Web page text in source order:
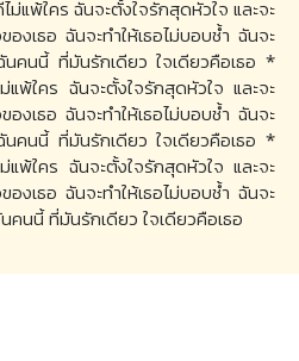
ม่แพ้ใคร ฉันจะตั้งใจรักสุดหัวใจ และจะ
องเธอ ฉันจะทำให้เธอไม่บอบช้ำ ฉันจะ
นคนนี้ ที่มันรักเดียว ใจเดียวคือเธอ *
แพ้ใคร ฉันจะตั้งใจรักสุดหัวใจ และจะ
องเธอ ฉันจะทำให้เธอไม่บอบช้ำ ฉันจะ
นคนนี้ ที่มันรักเดียว ใจเดียวคือเธอ *
แพ้ใคร ฉันจะตั้งใจรักสุดหัวใจ และจะ
องเธอ ฉันจะทำให้เธอไม่บอบช้ำ ฉันจะ
คนนี้ ที่มันรักเดียว ใจเดียวคือเธอ